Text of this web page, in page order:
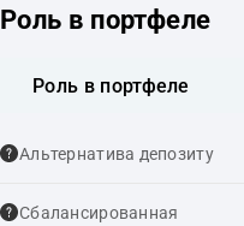
Роль в портфеле
Роль в портфеле
Альтернатива депозиту
Сбалансированная